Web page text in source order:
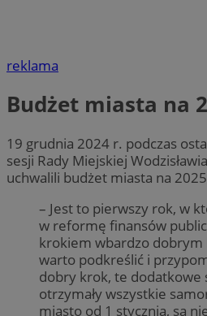
reklama
Budżet miasta na
19 grudnia 2024 r. podczas
sesji Rady Miejskiej
uchwalili budżet miasta na
– Jest to pierwszy rok, w
w reformę finansów
krokiem wbardzo dobrym
warto podkreślić i
dobry krok, te dodatkowe
otrzymały wszystkie
miasto od 1 stycznia, są